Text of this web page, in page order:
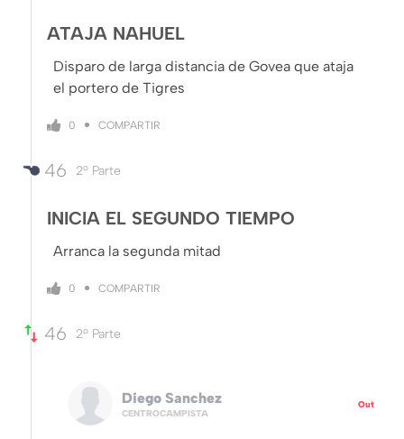
ATAJA NAHUEL
Disparo de larga distancia de Govea que ataja
el portero de Tigres
0 COMPARTIR
46 2º Parte
INICIA EL SEGUNDO TIEMPO
Arranca la segunda mitad
0 COMPARTIR
46 2º Parte
Diego Sanchez
CENTROCAMPISTA
Out